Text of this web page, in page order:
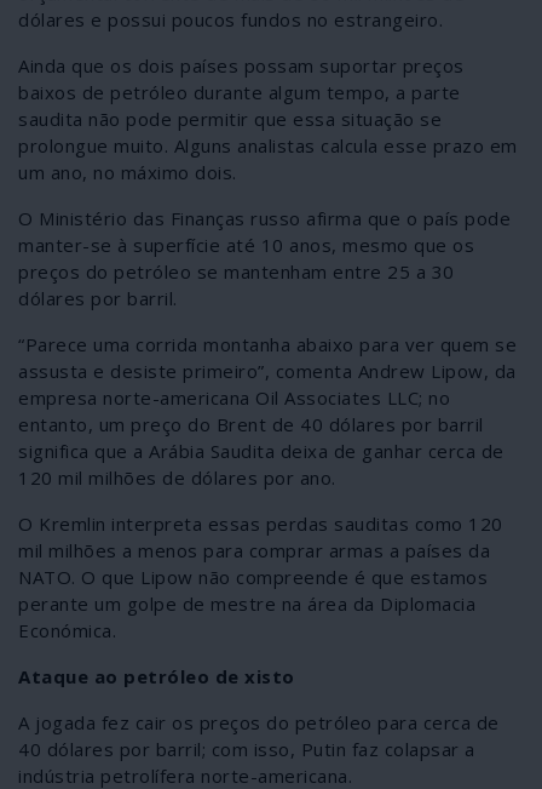
dólares e possui poucos fundos no estrangeiro.
Ainda que os dois países possam suportar preços
baixos de petróleo durante algum tempo, a parte
saudita não pode permitir que essa situação se
prolongue muito. Alguns analistas calcula esse prazo em
um ano, no máximo dois.
O Ministério das Finanças russo afirma que o país pode
manter-se à superfície até 10 anos, mesmo que os
preços do petróleo se mantenham entre 25 a 30
dólares por barril.
“Parece uma corrida montanha abaixo para ver quem se
assusta e desiste primeiro”, comenta Andrew Lipow, da
empresa norte-americana Oil Associates LLC; no
entanto, um preço do Brent de 40 dólares por barril
significa que a Arábia Saudita deixa de ganhar cerca de
120 mil milhões de dólares por ano.
O Kremlin interpreta essas perdas sauditas como 120
mil milhões a menos para comprar armas a países da
NATO. O que Lipow não compreende é que estamos
perante um golpe de mestre na área da Diplomacia
Económica.
Ataque ao petróleo de xisto
A jogada fez cair os preços do petróleo para cerca de
40 dólares por barril; com isso, Putin faz colapsar a
indústria petrolífera norte-americana.